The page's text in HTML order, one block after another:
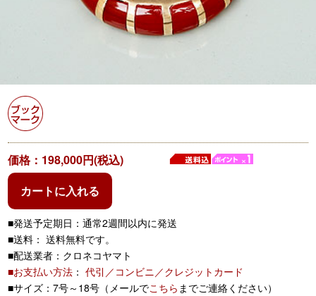
価格：198,000円(税込)
カートに入れる
■発送予定期日：通常2週間以内に発送
■送料： 送料無料です。
■配送業者：クロネコヤマト
■お支払い方法 ：代引／コンビニ／クレジットカード
■サイズ：7号～18号（メールでこちら までご連絡ください）